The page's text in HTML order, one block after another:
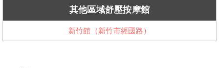
其他區域舒壓按摩館
新竹館（新竹市經國路）